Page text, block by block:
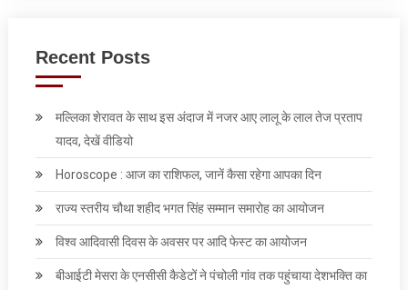
Recent Posts
मल्लिका शेरावत के साथ इस अंदाज में नजर आए लालू के लाल तेज प्रताप
यादव, देखें वीडियो
Horoscope : आज का राशिफल, जानें कैसा रहेगा आपका दिन
राज्य स्तरीय चौथा शहीद भगत सिंह सम्मान समारोह का आयोजन
विश्व आदिवासी दिवस के अवसर पर आदि फेस्‍ट का आयोजन
बीआईटी मेसरा के एनसीसी कैडेटों ने पंचोली गांव तक पहुंचाया देशभक्ति का